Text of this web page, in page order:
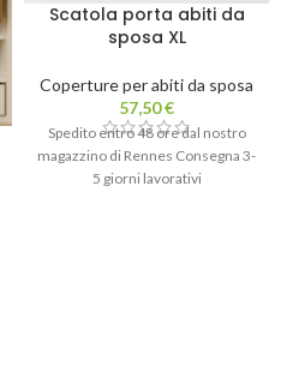
Scatola porta abiti da
sposa XL
Coperture per abiti da sposa
57,50€
Spedito entro 48 ore dal nostro
magazzino di Rennes Consegna 3-
5 giorni lavorativi